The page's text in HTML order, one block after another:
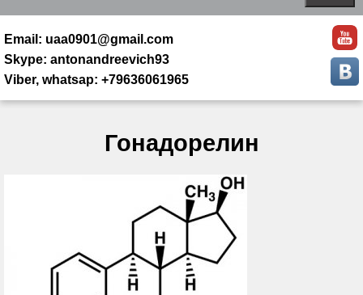
Email: uaa0901@gmail.com
Skype: antonandreevich93
Viber, whatsap: +79636061965
Гонадорелин